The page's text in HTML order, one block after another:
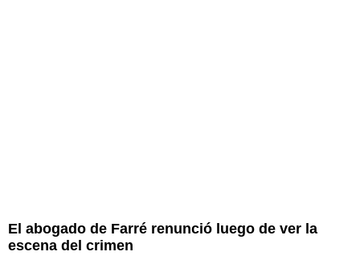
El abogado de Farré renunció luego de ver la
escena del crimen